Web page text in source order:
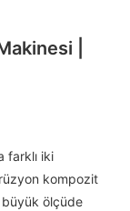
|
farklı iki
kompozit
büyük ölçüde